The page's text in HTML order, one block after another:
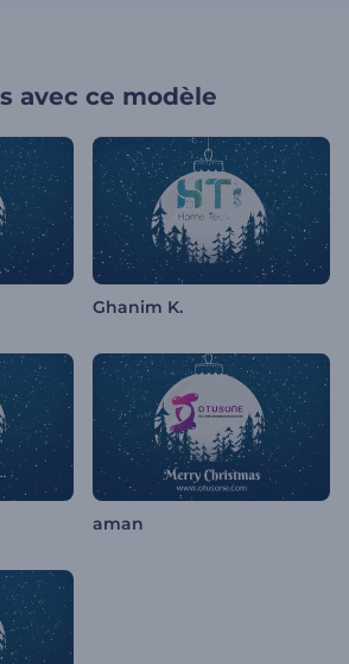
avec ce modèle
Ghanim K.
aman